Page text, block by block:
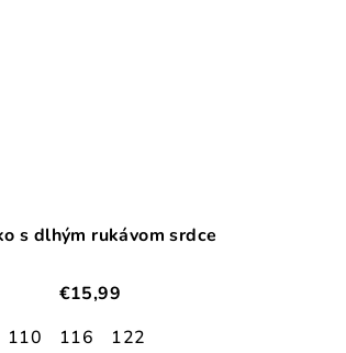
s dlhým rukávom srdce
€15,99
110 116
122